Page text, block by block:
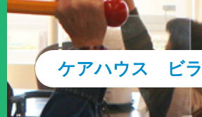
ケアハウス ビ